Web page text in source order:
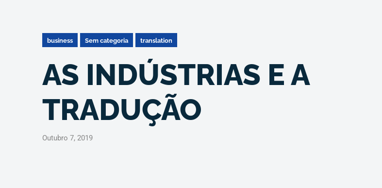
business Sem categoria translation
AS INDÚSTRIAS E A
TRADUÇÃO
Outubro 7, 2019